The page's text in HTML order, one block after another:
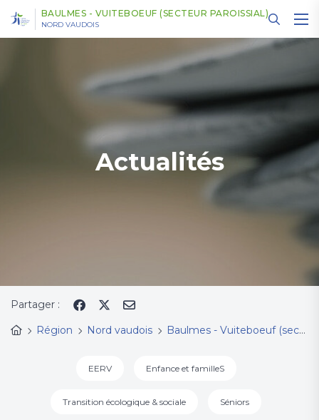
BAULMES - VUITEBOEUF (SECTEUR PAROISSIAL)
NORD VAUDOIS
Actualités
Partager :
Région
Nord vaudois Baulmes - Vuiteboeuf (secteur paroissial)
EERV Enfance et familleS
Transition écologique & sociale Séniors
Panneau de gestion des cookies